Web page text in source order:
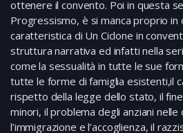
ottenere il convento. Poi in questa
Progressismo, è si manca proprio in
caratteristica di Un Ciclone in
struttura narrativa ed infatti nella
come la sessualità in tutte le sue
tutte le forme di famiglia esistenti,il
rispetto della legge dello stato, il fine
minori, il problema degli anziani nelle
l’immigrazione e l’accoglienza, il